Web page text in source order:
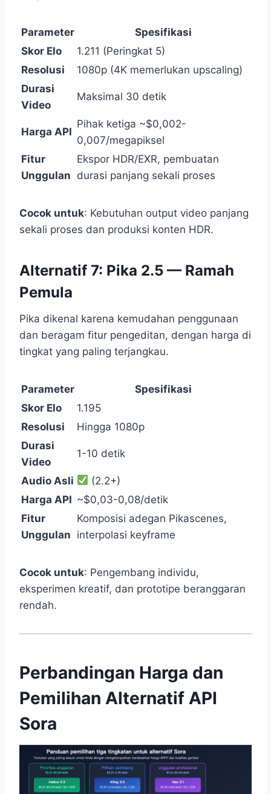
Parameter
Spesifikasi
Skor Elo
1.211 (Peringkat 5)
Resolusi
1080p (4K memerlukan upscaling)
Durasi
Video
Maksimal 30 detik
Harga API
Pihak ketiga ~$0,002-
0,007/megapiksel
Fitur
Unggulan
Ekspor HDR/EXR, pembuatan
durasi panjang sekali proses
Cocok untuk: Kebutuhan output video panjang
sekali proses dan produksi konten HDR.
Alternatif 7: Pika 2.5 — Ramah
Pemula
Pika dikenal karena kemudahan penggunaan
dan beragam fitur pengeditan, dengan harga di
tingkat yang paling terjangkau.
Parameter
Spesifikasi
Skor Elo
1.195
Resolusi
Hingga 1080p
Durasi
Video
1-10 detik
Audio Asli
(2.2+)
Harga API ~$0,03-0,08/detik
Fitur
Unggulan
Komposisi adegan Pikascenes,
interpolasi keyframe
Cocok untuk: Pengembang individu,
eksperimen kreatif, dan prototipe beranggaran
rendah.
Perbandingan Harga dan
Pemilihan Alternatif API
Sora